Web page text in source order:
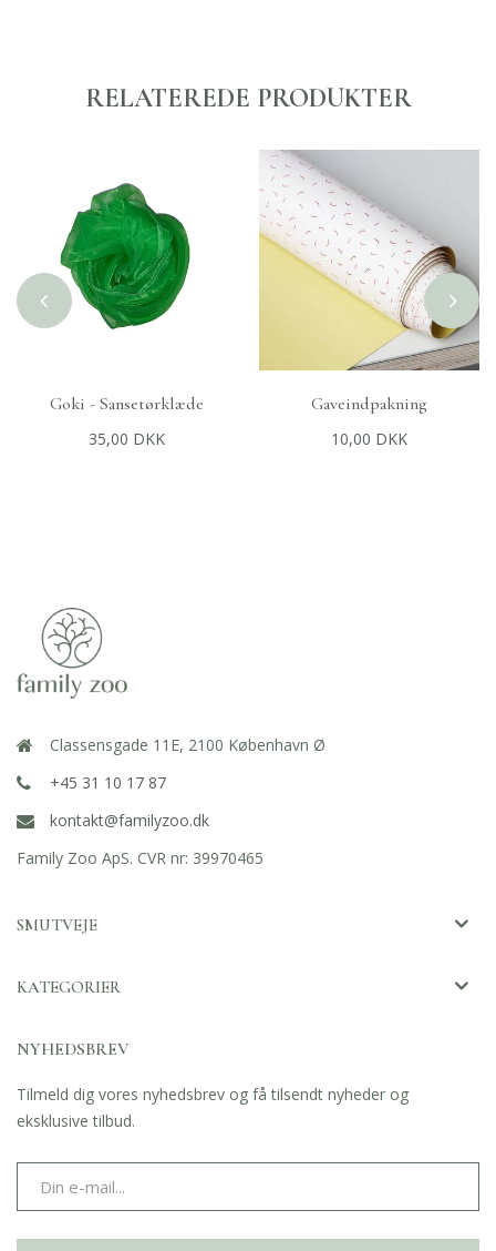
RELATEREDE PRODUKTER
+ TILFØJ TIL KURV
Goki - Sansetørklæde
35,00 DKK
TILFØJ TIL KURV
Gaveindpakning
10,00 DKK
Classensgade 11E, 2100 København Ø
+45 31 10 17 87
kontakt@familyzoo.dk
Family Zoo ApS. CVR nr: 39970465
SMUTVEJE
KATEGORIER
NYHEDSBREV
Tilmeld dig vores nyhedsbrev og få tilsendt nyheder og
eksklusive tilbud.